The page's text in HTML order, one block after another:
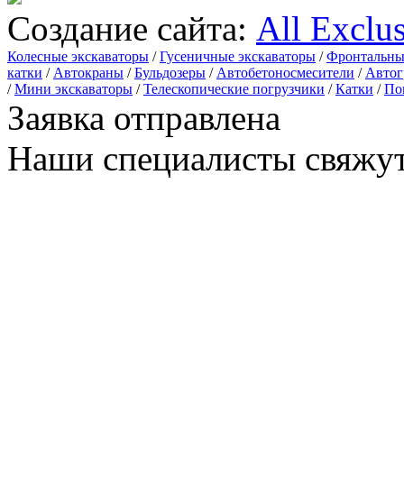
Создание сайта: All
Колесные экскаваторы /Гусеничные экскаваторы /
катки / Автокраны /Бульдозеры / Автобетоносмесители /
/Мини экскаваторы /Телескопические погрузчики /Катки /
Заявка отправлена
Наши специалисты